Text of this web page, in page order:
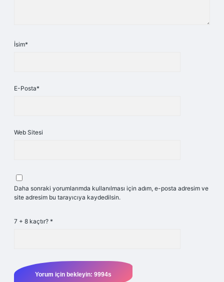
İsim*
E-Posta*
Web Sitesi
Daha sonraki yorumlarımda kullanılması için adım, e-posta adresim ve
site adresim bu tarayıcıya kaydedilsin.
7 + 8 kaçtır? *